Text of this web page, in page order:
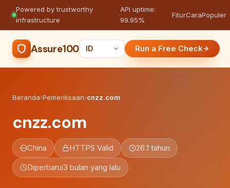
Powered by trustworthy
infrastructure
·
API uptime:
99.95%
FiturCaraPopuler
Assure100 Run a Free Check
Beranda›Pemeriksaan›cnzz.com
cnzz.com
China HTTPS Valid 26.1 tahun
Diperbarui3 bulan yang lalu